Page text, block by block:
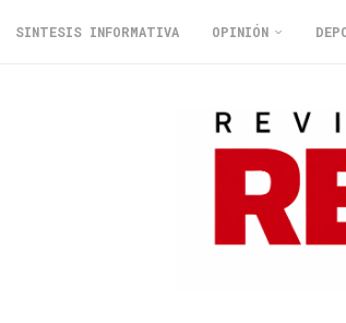
SINTESIS INFORMATIVA OPINIÓN